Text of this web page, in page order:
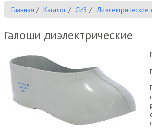
Главная Каталог СИЗ Диэлектрические
Галоши диэлектрические